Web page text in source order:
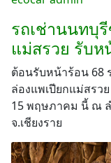
รถเช่านนทบุรี
แม่สรวย รับห
ต้อนรับหน้าร้อน 68
ล่องแพเปียกแม่สรว
15 พฤษภาคม นี้ ณ
จ.เชียงราย